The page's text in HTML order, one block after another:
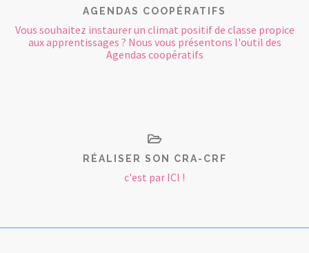
AGENDAS COOPÉRATIFS
Vous souhaitez instaurer un climat positif de classe propice
aux apprentissages ? Nous vous présentons l'outil des
Agendas coopératifs
RÉALISER SON CRA-CRF
c'est par ICI !